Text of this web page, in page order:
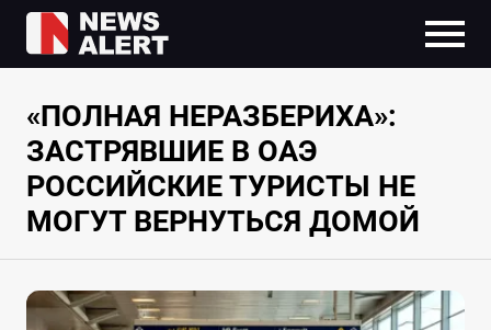
«ПОЛНАЯ НЕРАЗБЕРИХА»:
ЗАСТРЯВШИЕ В ОАЭ
РОССИЙСКИЕ ТУРИСТЫ НЕ
МОГУТ ВЕРНУТЬСЯ ДОМОЙ